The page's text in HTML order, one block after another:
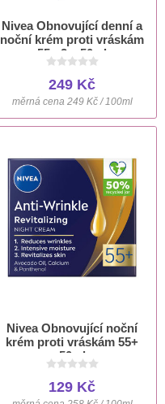
Nivea Obnovující denní a
noční krém proti vráskám
55+ 2 x 50ml
249 Kč
měrná cena 249 Kč / 100ml
Nivea Obnovující noční
krém proti vráskám 55+
50ml
129 Kč